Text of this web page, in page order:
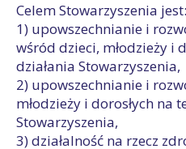
Celem Stowarzyszenia jest:
1) upowszechnianie i
wśród dzieci, młodzieży i
działania Stowarzyszenia,
2) upowszechnianie i
młodzieży i dorosłych na
Stowarzyszenia,
3) działalność na rzecz